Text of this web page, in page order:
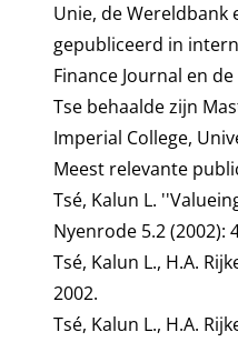
Unie, de Wereldbank
gepubliceerd in
Finance Journal en
Tse behaalde zijn
Imperial College,
Meest relevante
Tsé, Kalun L.
Nyenrode 5.2 (2002):
Tsé, Kalun L., H.A.
2002.
Tsé, Kalun L., H.A.